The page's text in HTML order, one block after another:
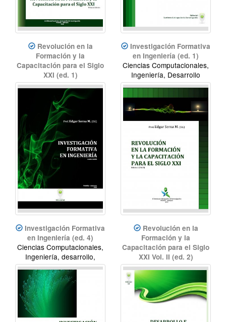
Revolución en la
Formación y la
Capacitación para el Siglo
XXI (ed. 1)
Educación, Innovación
educativa, Innovación
didáctica, Formación
Investigación Formativa
en Ingeniería (ed. 1)
Ciencias Computacionales,
Ingeniería, Desarrollo
Investigación Formativa
en Ingeniería (ed. 4)
Ciencias Computacionales,
Ingeniería, desarrollo,
innovación.
Revolución en la
Formación y la
Capacitación para el Siglo
XXI Vol. II (ed. 2)
Educación, revolución
educativa, innovación
didáctica, enseñanza-
aprendizaje